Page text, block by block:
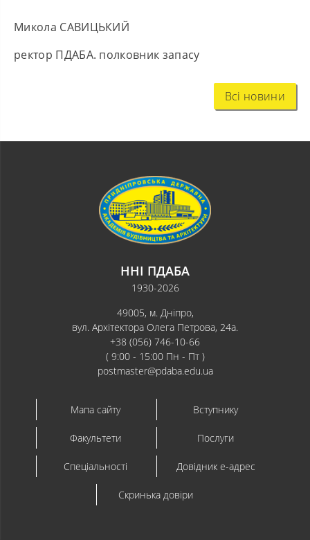
Микола САВИЦЬКИЙ
ректор ПДАБА. полковник запасу
Всі новини
ННІ ПДАБА
1930-2026
49005, м. Дніпро,
вул. Архітектора Олега Петрова, 24а.
+38 (056) 746-10-66
( 9:00 - 15:00 Пн - Пт )
postmaster@pdaba.edu.ua
Мапа сайту Вступнику
Факультети Послуги
Спеціальності Довідник e-адрес
Скринька довіри